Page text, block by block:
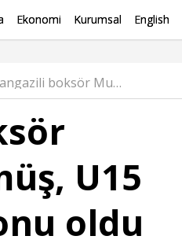
Ekonomi Kurumsal English
Osmangazili boksör Muhammet Gümüş, U15 Türkiye Şampiyonu oldu
U15
oldu